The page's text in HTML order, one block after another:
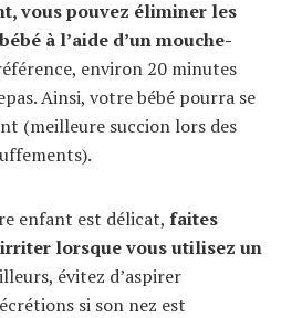
vous pouvez éliminer les
à l’aide d’un mouche-
environ 20 minutes
Ainsi, votre bébé pourra se
(meilleure succion lors des
enfant est délicat, faites
lorsque vous utilisez un
évitez d’aspirer
si son nez est